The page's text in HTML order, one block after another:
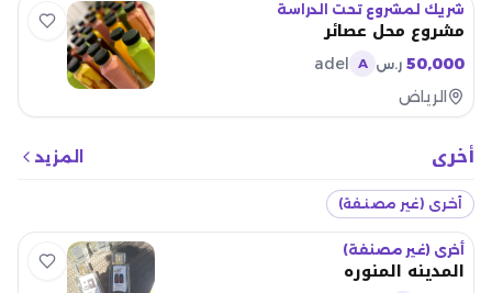
شريك لمشروع تحت الدراسة
مشروع محل عصائر
50,000 ر.س A
adel
الرياض
أخرى المزيد
أخرى (غير مصنفة)
أخرى (غير مصنفة)
المدينه المنوره